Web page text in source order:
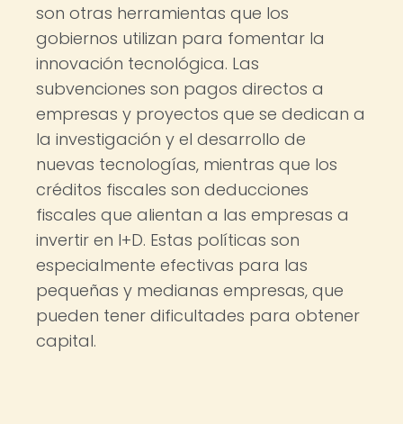
son otras herramientas que los
gobiernos utilizan para fomentar la
innovación tecnológica. Las
subvenciones son pagos directos a
empresas y proyectos que se dedican a
la investigación y el desarrollo de
nuevas tecnologías, mientras que los
créditos fiscales son deducciones
fiscales que alientan a las empresas a
invertir en I+D. Estas políticas son
especialmente efectivas para las
pequeñas y medianas empresas, que
pueden tener dificultades para obtener
capital.